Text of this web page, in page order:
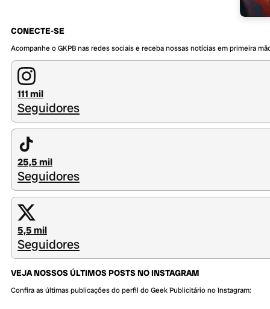
CONECTE-SE
Acompanhe o GKPB nas redes sociais e receba nossas notícias em primeira
111 mil
Seguidores
25,5 mil
Seguidores
5,5 mil
Seguidores
VEJA NOSSOS ÚLTIMOS POSTS NO INSTAGRAM
Confira as últimas publicações do perfil do Geek Publicitário no Instagram: